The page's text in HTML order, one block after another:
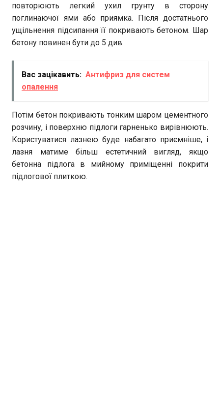
повторюють легкий ухил грунту в сторону
поглинаючої ями або приямка. Після достатнього
ущільнення підсипання її покривають бетоном. Шар
бетону повинен бути до 5 див.
Вас зацікавить: Антифриз для систем
опалення
Потім бетон покривають тонким шаром цементного
розчину, і поверхню підлоги гарненько вирівнюють.
Користуватися лазнею буде набагато приємніше, і
лазня матиме більш естетичний вигляд, якщо
бетонна підлога в мийному приміщенні покрити
підлогової плиткою.